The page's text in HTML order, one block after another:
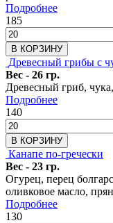
Подробнее
185
В КОРЗИНУ
Древесный грибы с
Вес - 26 гр.
Древесный гриб,
Подробнее
140
В КОРЗИНУ
Канапе по-гречески
Вес - 23 гр.
Огурец, перец
оливковое масло,
Подробнее
130